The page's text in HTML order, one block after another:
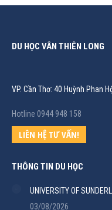
DU HỌC VÂN THIÊN LONG
VP. Cần Thơ: 40 Huỳnh Phan
Hotline 0944 948 158
LIÊN HỆ TƯ VẤN!
THÔNG TIN DU HỌC
UNIVERSITY OF
03/08/2026